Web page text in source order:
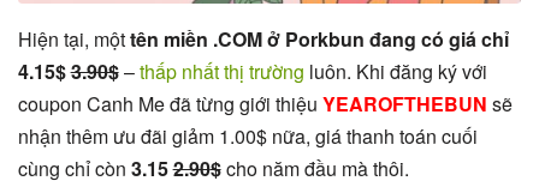
Hiện tại, mộttên miền .COM ở Porkbun đang có giá chỉ
4.15$3.90$–thấp nhất thị trường luôn. Khi đăng ký với
coupon Canh Me đã từng giới thiệu YEAROFTHEBUN sẽ
nhận thêm ưu đãi giảm 1.00$ nữa, giá thanh toán cuối
cùng chỉ còn 3.152.90$cho năm đầu mà thôi.